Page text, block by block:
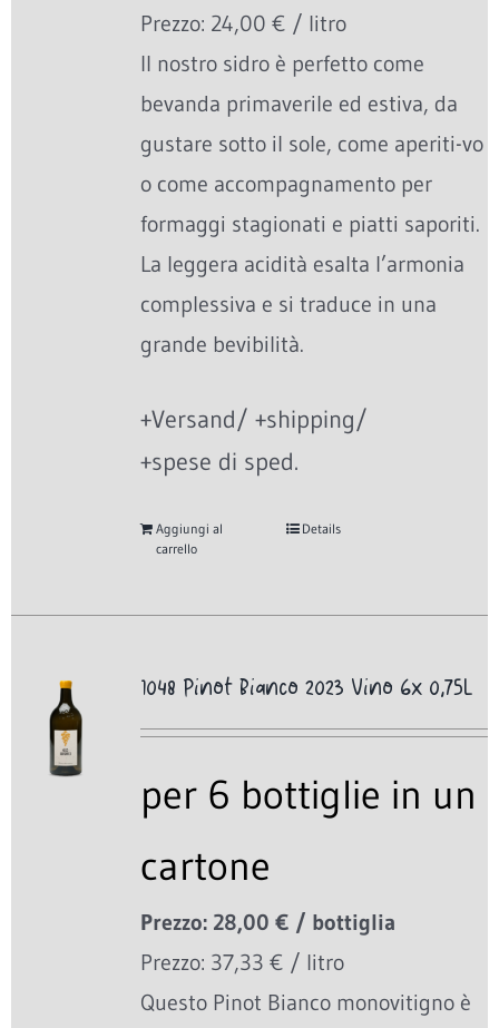
Prezzo: 24,00 € / litro
Il nostro sidro è perfetto come
bevanda primaverile ed estiva, da
gustare sotto il sole, come aperiti-vo
o come accompagnamento per
formaggi stagionati e piatti saporiti.
La leggera acidità esalta l’armonia
complessiva e si traduce in una
grande bevibilità.
+Versand/ +shipping/
+spese di sped.
Aggiungi al
carrello
Details
1048 Pinot Bianco 2023 Vino 6x 0,75L
per 6 bottiglie in un
cartone
Prezzo: 28,00 € / bottiglia
Prezzo: 37,33 € / litro
Questo Pinot Bianco monovitigno è